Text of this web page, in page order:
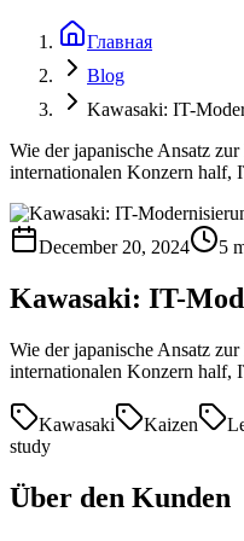
Главная
Blog
Kawasaki: IT-
Wie der japanische Ansatz
internationalen Konzern half,
December 20, 2024 5
Kawasaki: IT-
Wie der japanische Ansatz
internationalen Konzern half,
Kawasaki Kaizen
study
Über den Kunden